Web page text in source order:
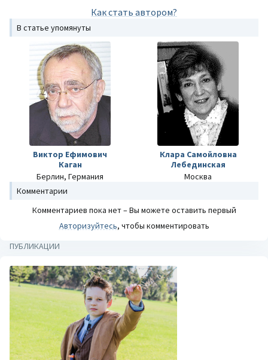
Как стать автором?
В статье упомянуты
Виктор Ефимович
Каган
Берлин, Германия
Клара Самойловна
Лебединская
Москва
Комментарии
Комментариев пока нет – Вы можете оставить первый
Авторизуйтесь, чтобы комментировать
ПУБЛИКАЦИИ